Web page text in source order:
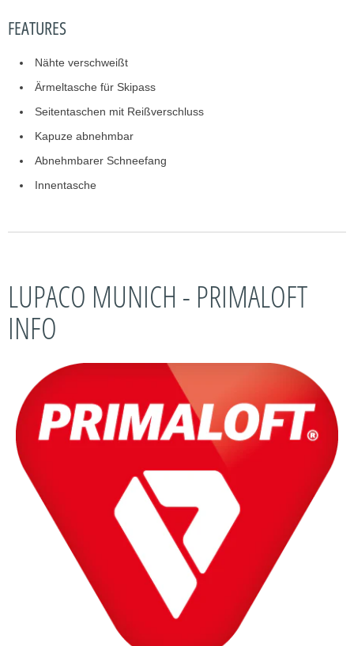
FEATURES
Nähte verschweißt
Ärmeltasche für Skipass
Seitentaschen mit Reißverschluss
Kapuze abnehmbar
Abnehmbarer Schneefang
Innentasche
LUPACO MUNICH - PRIMALOFT
INFO